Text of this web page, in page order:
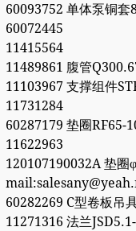
60093752 单体泵铜
60072445
11415564
11489861 腹管
11103967 支撑组件
11731284
60287179 垫圈RF65-
11622963
120107190032A 垫圈
60282269 C型卷板吊
11271316 法兰